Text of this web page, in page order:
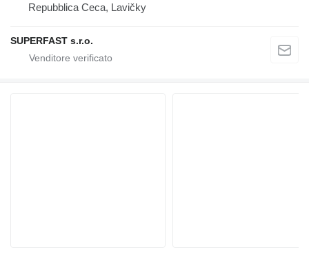
Repubblica Ceca, Lavičky
SUPERFAST s.r.o.